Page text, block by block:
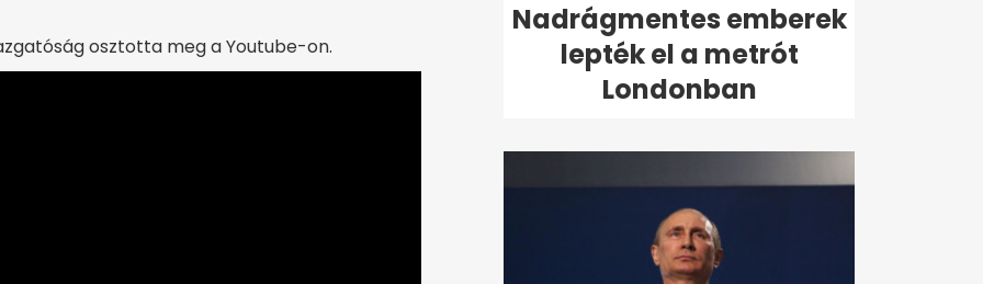
osztotta meg a Youtube-on.
Nadrágmentes emberek
lepték el a metrót
Londonban